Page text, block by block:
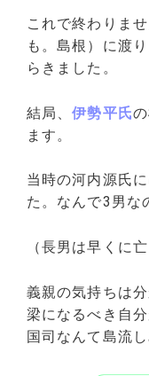
これで終わりま
も。島根）に渡
らきました。
結局、伊勢平氏
ます。
当時の河内源氏
た。なんで3男な
（長男は早くに
義親の気持ちは
梁になるべき自
国司なんて島流